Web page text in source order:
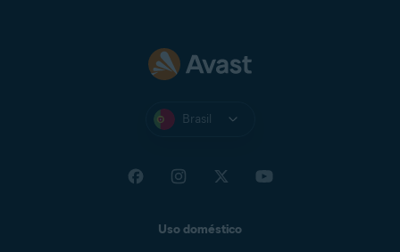
Brasil
Uso doméstico